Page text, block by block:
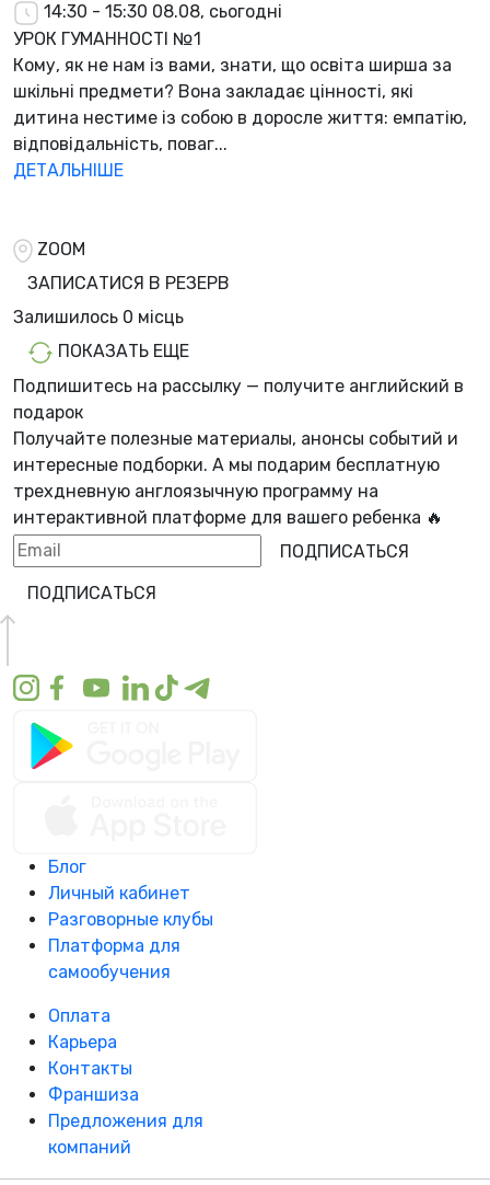
14:30 - 15:30 08.08, сьогодні
УРОК ГУМАННОСТІ №1
Кому, як не нам із вами, знати, що освіта ширша за
шкільні предмети? Вона закладає цінності, які
дитина нестиме із собою в доросле життя: емпатію,
відповідальність, поваг...
ДЕТАЛЬНІШЕ
ZOOM
ЗАПИСАТИСЯ В РЕЗЕРВ
Залишилось 0 місць
ПОКАЗАТЬ ЕЩЕ
Подпишитесь на рассылку — получите английский в
подарок
Получайте полезные материалы, анонсы событий и
интересные подборки. А мы подарим бесплатную
трехдневную англоязычную программу на
интерактивной платформе для вашего ребенка 🔥
ПОДПИСАТЬСЯ
ПОДПИСАТЬСЯ
Блог
Личный кабинет
Разговорные клубы
Платформа для
самообучения
Оплата
Карьера
Контакты
Франшиза
Предложения для
компаний